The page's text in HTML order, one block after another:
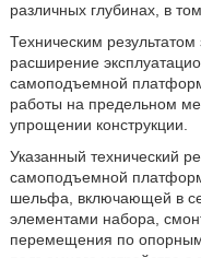
различных глубинах, в
Техническим
расширение
самоподъемной
работы на предельном
упрощении конструкции.
Указанный технический
самоподъемной
шельфа, включающей в
элементами набора,
перемещения по